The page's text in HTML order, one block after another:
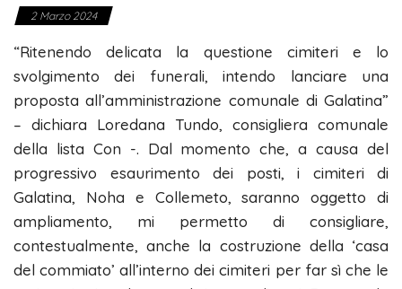
2 Marzo 2024
“Ritenendo delicata la questione cimiteri e lo
svolgimento dei funerali, intendo lanciare una
proposta all’amministrazione comunale di Galatina”
– dichiara Loredana Tundo, consigliera comunale
della lista Con -. Dal momento che, a causa del
progressivo esaurimento dei posti, i cimiteri di
Galatina, Noha e Collemeto, saranno oggetto di
ampliamento, mi permetto di consigliare,
contestualmente, anche la costruzione della ‘casa
del commiato’ all’interno dei cimiteri per far sì che le